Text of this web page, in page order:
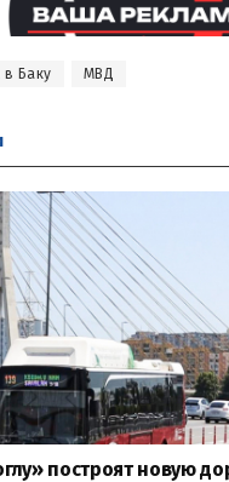
Баку МВД
построят новую